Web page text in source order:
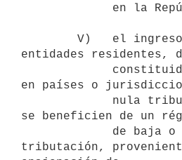
entidades residentes,
en países o
se beneficien de un
tributación,